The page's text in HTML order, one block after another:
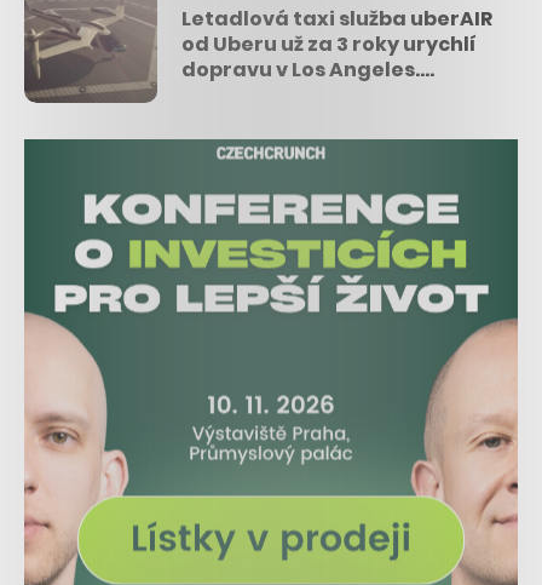
Letadlová taxi služba uberAIR
od Uberu už za 3 roky urychlí
dopravu v Los Angeles.